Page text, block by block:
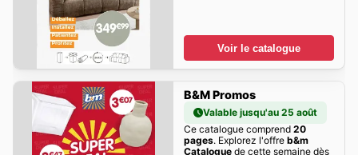
Voir le catalogue
B&M Promos
Valable jusqu'au 25 août
Ce catalogue comprend 20
pages. Explorez l'offre b&m
Cataloguede cette semaine dès